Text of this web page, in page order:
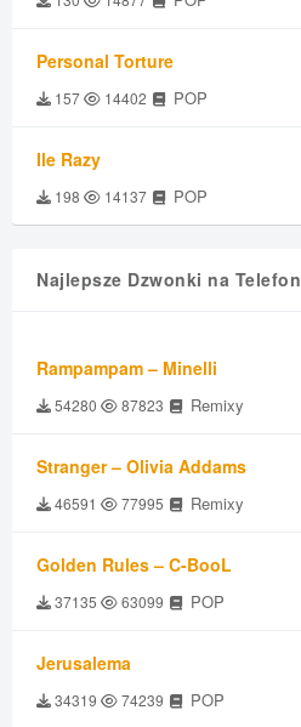
Personal Torture
157 14402 POP
Ile Razy
198 14137 POP
Najlepsze Dzwonki na Telefon
Rampampam – Minelli
54280 87823 Remixy
Stranger – Olivia Addams
46591 77995 Remixy
Golden Rules – C-BooL
37135 63099 POP
Jerusalema
34319 74239 POP